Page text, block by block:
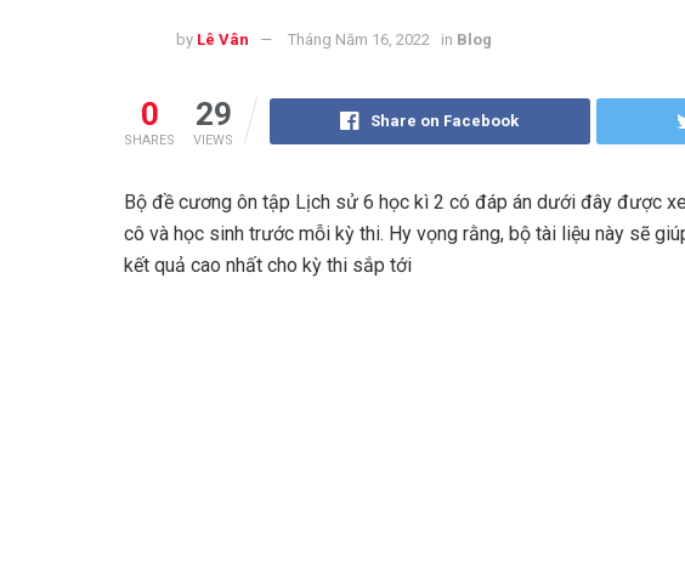
by Lê Vân Tháng Năm 16, 2022 in Blog
0
SHARES
29
VIEWS
Share on Facebook
Bộ đề cương ôn tập Lịch sử 6 học kì 2 có đáp án dưới đây được
cô và học sinh trước mỗi kỳ thi. Hy vọng rằng, bộ tài liệu này sẽ
kết quả cao nhất cho kỳ thi sắp tới